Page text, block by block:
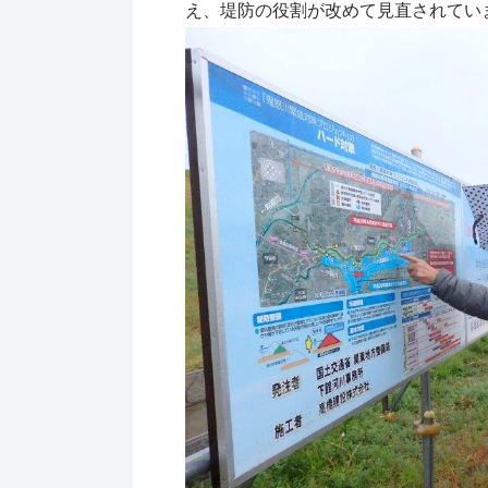
え、堤防の役割が改めて見直されてい